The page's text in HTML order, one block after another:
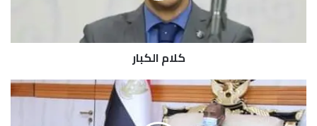
ا
كلام الكبار
ا
ع
ف